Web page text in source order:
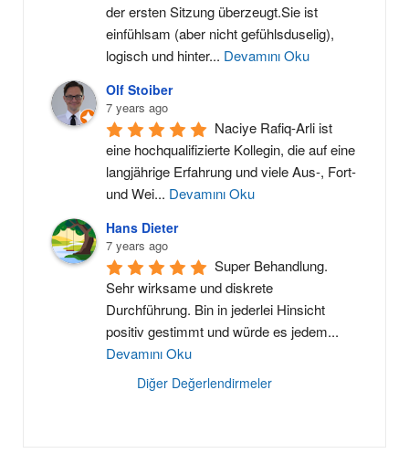
der ersten Sitzung überzeugt.Sie ist
einfühlsam (aber nicht gefühlsduselig),
logisch und hinter... Devamını Oku
Olf Stoiber
7 years ago
Naciye Rafiq-Arli ist
eine hochqualifizierte Kollegin, die auf eine
langjährige Erfahrung und viele Aus-, Fort-
und Wei... Devamını Oku
Hans Dieter
7 years ago
Super Behandlung.
Sehr wirksame und diskrete
Durchführung. Bin in jederlei Hinsicht
positiv gestimmt und würde es jedem...
Devamını Oku
Diğer Değerlendirmeler